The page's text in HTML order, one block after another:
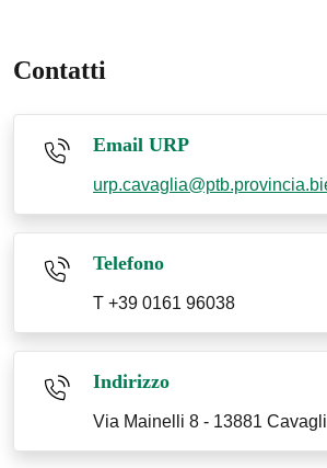
Contatti
Email URP
Telefono
T +39 0161 96038
Indirizzo
Via Mainelli 8 - 13881